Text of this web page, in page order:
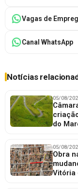
Vagas de
Canal WhatsApp
Notícias
05/08/
do
05/08/
Obra
Vitória